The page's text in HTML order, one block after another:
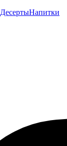
ДесертыНапитки